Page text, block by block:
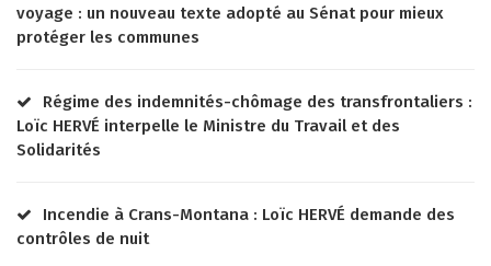
voyage : un nouveau texte adopté au Sénat pour mieux
protéger les communes
Régime des indemnités-chômage des transfrontaliers :
Loïc HERVÉ interpelle le Ministre du Travail et des
Solidarités
Incendie à Crans-Montana : Loïc HERVÉ demande des
contrôles de nuit